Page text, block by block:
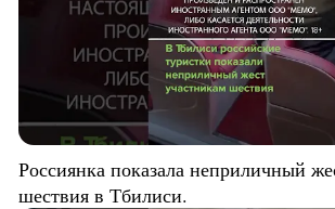
Россиянка показала неприличный
шествия в Тбилиси.